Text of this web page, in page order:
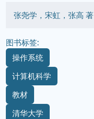
张尧学，宋虹，张高 著
图书标签:
操作系统
计算机科学
教材
清华大学